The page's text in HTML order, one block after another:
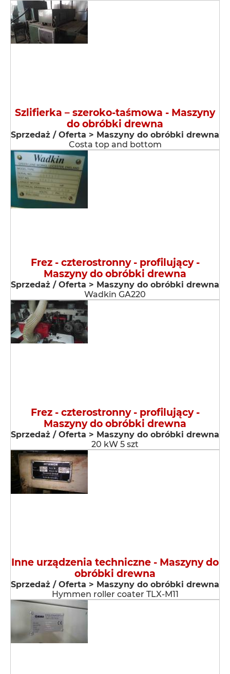
Szlifierka – szeroko-taśmowa - Maszyny
do obróbki drewna
Sprzedaż / Oferta > Maszyny do obróbki drewna
Costa top and bottom
Frez - czterostronny - profilujący -
Maszyny do obróbki drewna
Sprzedaż / Oferta > Maszyny do obróbki drewna
Wadkin GA220
Frez - czterostronny - profilujący -
Maszyny do obróbki drewna
Sprzedaż / Oferta > Maszyny do obróbki drewna
20 kW 5 szt
Inne urządzenia techniczne - Maszyny do
obróbki drewna
Sprzedaż / Oferta > Maszyny do obróbki drewna
Hymmen roller coater TLX-M11